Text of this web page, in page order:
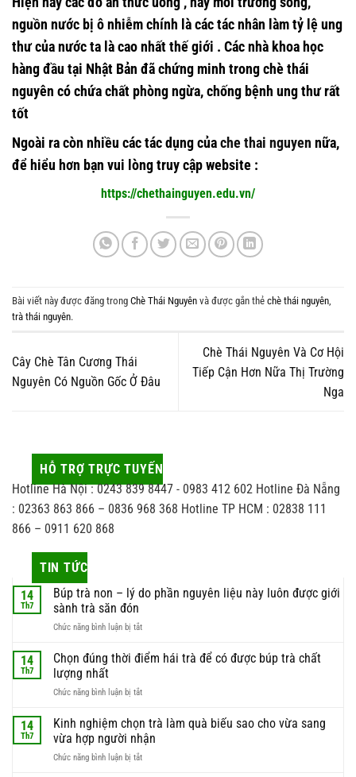
nguồn nước bị ô nhiễm chính là các tác nhân làm tỷ lệ ung
thư của nước ta là cao nhất thế giới . Các nhà khoa học
hàng đầu tại Nhật Bản đã chứng minh trong chè thái
nguyên có chứa chất phòng ngừa, chống bệnh ung thư rất
tốt
Ngoài ra còn nhiều các tác dụng củache thai nguyen nữa,
để hiểu hơn bạn vui lòng truy cập website :
https://chethainguyen.edu.vn/
Bài viết này được đăng trong Chè Thái Nguyên và được gắn thẻ chè thái nguyên
trà thái nguyên.
Cây Chè Tân Cương Thái
Nguyên Có Nguồn Gốc Ở Đâu
Chè Thái Nguyên Và Cơ Hội
Tiếp Cận Hơn Nữa Thị Trường
Nga
HỖ TRỢ TRỰC TUYẾN
Hotline Hà Nội : 0243 839 8447 - 0983 412 602 Hotline Đà Nẵng
: 02363 863 866 – 0836 968 368 Hotline TP HCM : 02838 111
866 – 0911 620 868
TIN TỨC
14
Th7
Búp trà non – lý do phần nguyên liệu này luôn được giới
sành trà săn đón
Chức năng bình luận bị tắtở
trà
lý
phần
nguyên
liệu
này
14
Th7
Chọn đúng thời điểm hái trà để có được búp trà chất
lượng nhất
Chức năng bình luận bị tắtở
đúng
thời
điểm
hái
14
Th7
Kinh nghiệm chọn trà làm quà biếu sao cho vừa sang
vừa hợp người nhận
Chức năng bình luận bị tắtở